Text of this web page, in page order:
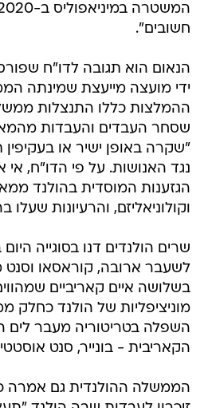
הנאום הוא תגובה לדו"ח
ההמלצות כללו התנצלות
"שקרה באופן ישיר או
נגד האנושות. על פי הדו"ח,
הגזענות המוסדית בהולנד
וקולוניאליזם, והרעיונות
שרים הולנדים דנו בסוגייה היום
בשלושה איים קאריביים
מוניציפליות של הולנד כחלק
השפלה בטריטוריה מעבר לים
הקאריבית - בונייר, סנט
הממשלה ההולנדית גם אמרה
בהיסטוריה הכאובה הזאת.